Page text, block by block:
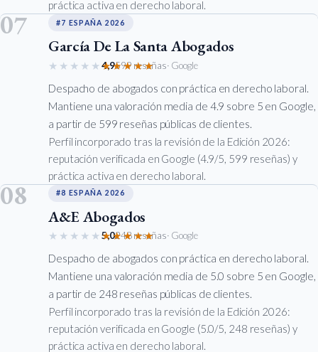
práctica activa en derecho laboral.
07 #7 ESPAÑA 2026
García De La Santa Abogados
★★★★★★★★★★
4,9599 reseñas· Google
Despacho de abogados con práctica en derecho laboral.
Mantiene una valoración media de 4.9 sobre 5 en Google,
a partir de 599 reseñas públicas de clientes.
Perfil incorporado tras la revisión de la Edición 2026:
reputación verificada en Google (4.9/5, 599 reseñas) y
práctica activa en derecho laboral.
08 #8 ESPAÑA 2026
A&E Abogados
★★★★★★★★★★
5,0248 reseñas· Google
Despacho de abogados con práctica en derecho laboral.
Mantiene una valoración media de 5.0 sobre 5 en Google,
a partir de 248 reseñas públicas de clientes.
Perfil incorporado tras la revisión de la Edición 2026:
reputación verificada en Google (5.0/5, 248 reseñas) y
práctica activa en derecho laboral.